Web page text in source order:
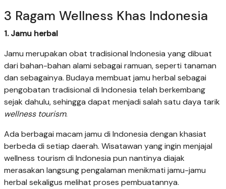
3 Ragam Wellness Khas Indonesia
1. Jamu herbal
Jamu merupakan obat tradisional Indonesia yang dibuat
dari bahan-bahan alami sebagai ramuan, seperti tanaman
dan sebagainya. Budaya membuat jamu herbal sebagai
pengobatan tradisional di Indonesia telah berkembang
sejak dahulu, sehingga dapat menjadi salah satu daya tarik
wellness tourism.
Ada berbagai macam jamu di Indonesia dengan khasiat
berbeda di setiap daerah. Wisatawan yang ingin menjajal
wellness tourism di Indonesia pun nantinya diajak
merasakan langsung pengalaman menikmati jamu-jamu
herbal sekaligus melihat proses pembuatannya.